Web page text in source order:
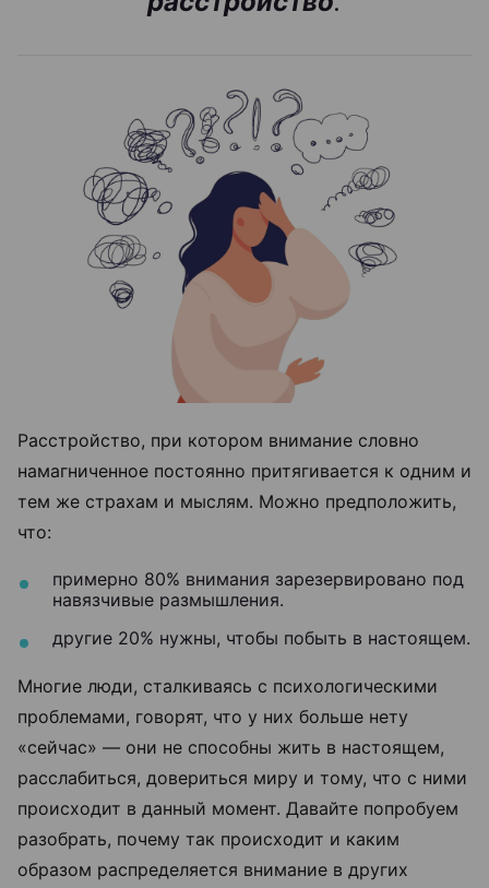
Расстройство, при котором внимание словно
намагниченное постоянно притягивается к одним и
тем же страхам и мыслям. Можно предположить,
что:
примерно 80% внимания зарезервировано под
навязчивые размышления.
другие 20% нужны, чтобы побыть в настоящем.
Многие люди, сталкиваясь с психологическими
проблемами, говорят, что у них больше нету
«сейчас» — они не способны жить в настоящем,
расслабиться, довериться миру и тому, что с ними
происходит в данный момент. Давайте попробуем
разобрать, почему так происходит и каким
образом распределяется внимание в других